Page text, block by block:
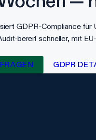
GDPR-Compliance für
bereit schneller, mit
GDPR